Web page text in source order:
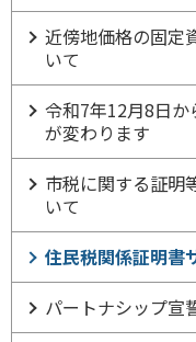
近傍地価格の固定
いて
令和7年12月8日
が変わります
市税に関する証明
いて
住民税関係証明書
パートナシップ宣